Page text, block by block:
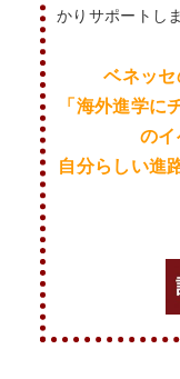
かりサポートしま
ベネッ
「海外進学に
の
自分らしい進